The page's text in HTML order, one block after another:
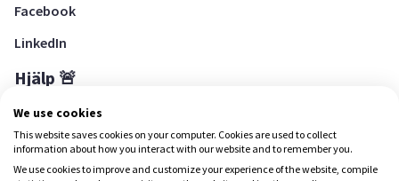
Facebook
LinkedIn
Hjälp 🚨
Hjälpcenter
We use cookies
This website saves cookies on your computer. Cookies are used to collect
information about how you interact with our website and to remember you.
We use cookies to improve and customize your experience of the website, compile